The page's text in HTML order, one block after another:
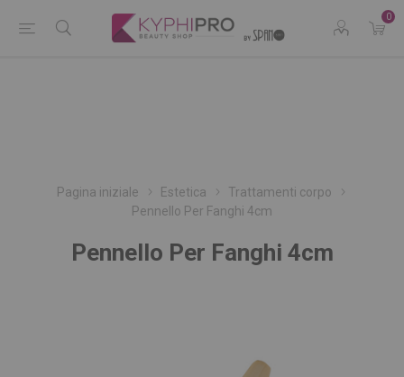
0
Pagina iniziale Estetica
Trattamenti corpo
Pennello Per Fanghi 4cm
Pennello Per Fanghi 4cm